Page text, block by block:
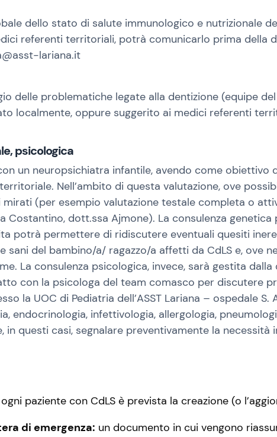
dello stato di salute immunologico e nutrizionale
referenti territoriali, potrà comunicarlo prima della
lariana.it
delle problematiche legate alla dentizione (equipe
localmente, oppure suggerito ai medici referenti
psicologica
un neuropsichiatra infantile, avendo come obiettivo
Nell’ambito di questa valutazione, ove
(per esempio valutazione testale completa o
Costantino, dott.ssa Ajmone). La consulenza genetica
potrà permettere di ridiscutere eventuali quesiti
del bambino/a/ ragazzo/a affetti da CdLS e, ove
La consulenza psicologica, invece, sarà gestita dalla
con la psicologa del team comasco per discutere
la UOC di Pediatria dell’ASST Lariana – ospedale S.
infettivologia, allergologia,
questi casi, segnalare preventivamente la necessità
ogni paziente con CdLS è prevista la creazione (o
di emergenza: un documento in cui vengono